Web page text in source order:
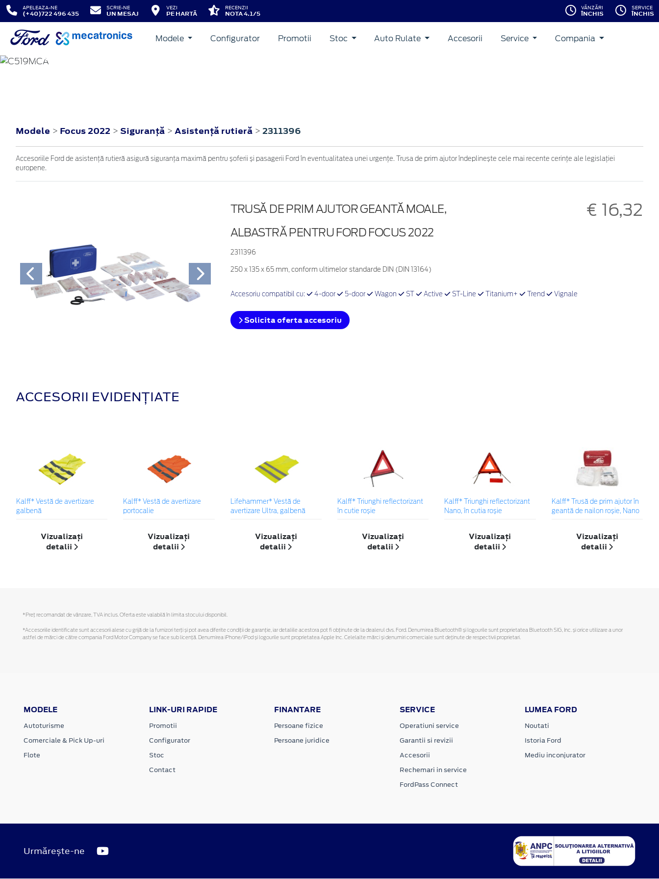
APELEAZA-NE
(+40)722 496 435
SCRIE-NE
UN MESAJ
VEZI
PE HARTĂ
RECENZII
NOTA 4.1/5
VĂNZĂRI
ÎNCHIS
SERVICE
ÎNCHIS
Modele Configurator Promotii Stoc Auto Rulate Accesorii Service Compania
FOCUS
Modele > Focus 2022 > Siguranţă > Asistenţă rutieră > 2311396
Accesoriile Ford de asistență rutieră asigură siguranța maximă pentru șoferii și pasagerii Ford în eventualitatea unei urgențe. Trusa de prim ajutor îndeplinește cele mai recente cerințe ale legislației
europene.
TRUSĂ DE PRIM AJUTOR GEANTĂ MOALE,
ALBASTRĂ PENTRU FORD FOCUS 2022
2311396
€ 16,32
250 x 135 x 65 mm, conform ultimelor standarde DIN (DIN 13164)
Accesoriu compatibil cu: 4-door 5-door Wagon ST Active ST-Line Titanium+ Trend Vignale
Solicita oferta accesoriu
ACCESORII EVIDENȚIATE
Kalff* Vestă de avertizare
galbenă
Vizualizați
detalii
Kalff* Vestă de avertizare
portocalie
Vizualizați
detalii
Lifehammer* Vestă de
avertizare Ultra, galbenă
Vizualizați
detalii
Kalff* Triunghi reflectorizant
în cutie roșie
Vizualizați
detalii
Kalff* Triunghi reflectorizant
Nano, în cutia roșie
Vizualizați
detalii
Kalff* Trusă de prim ajutor în
geantă de nailon roșie, Nano
Vizualizați
detalii
*Preţ recomandat de vânzare, TVA inclus. Oferta este valabilă în limita stocului disponibil.
*Accesoriile identificate sunt accesorii alese cu grijă de la furnizori terți și pot avea diferite condiții de garanție, iar detaliile acestora pot fi obținute de la dealerul dvs. Ford. Denumirea Bluetooth® și logourile sunt proprietatea Bluetooth SIG, Inc. și orice utilizare a unor
astfel de mărci de către compania Ford Motor Company se face sub licență. Denumirea iPhone/iPod și logourile sunt proprietatea Apple Inc. Celelalte mărci și denumiri comerciale sunt deținute de respectivii proprietari.
MODELE
Autoturisme
Comerciale & Pick Up-uri
Flote
LINK-URI RAPIDE
Promotii
Configurator
Stoc
Contact
FINANTARE
Persoane fizice
Persoane juridice
SERVICE
Operatiuni service
Garantii si revizii
Accesorii
Rechemari in service
FordPass Connect
LUMEA FORD
Noutati
Istoria Ford
Mediu inconjurator
Urmărește-ne